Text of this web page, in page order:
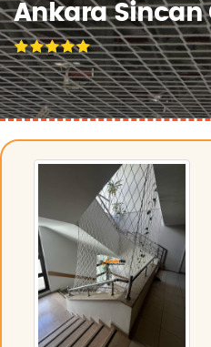
Ankara Sincan